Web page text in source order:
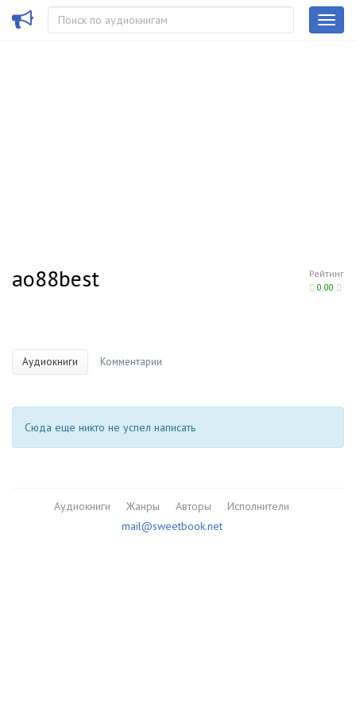
Рейтинг
0.00
ao88best
Аудиокниги Комментарии
Сюда еще никто не успел написать
Аудиокниги Жанры Авторы
Исполнители
mail@sweetbook.net